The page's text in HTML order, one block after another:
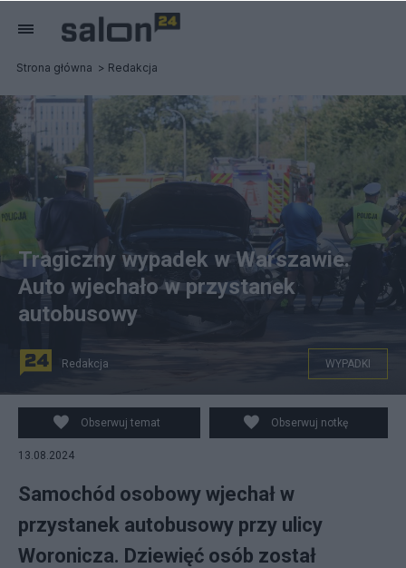
Strona główna Redakcja
Wypadek w Warszawie. Fot. PAP/Leszek Szymański
Tragiczny wypadek w Warszawie.
Auto wjechało w przystanek
autobusowy
Redakcja WYPADKI
Obserwuj temat Obserwuj notkę
13.08.2024
Samochód osobowy wjechał w
przystanek autobusowy przy ulicy
Woronicza. Dziewięć osób został